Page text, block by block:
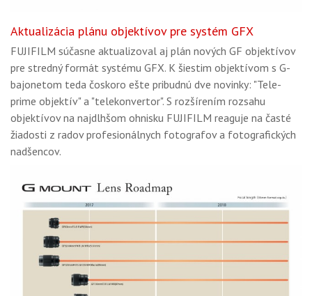
Aktualizácia plánu objektívov pre systém GFX
FUJIFILM súčasne aktualizoval aj plán nových GF objektívov
pre stredný formát systému GFX. K šiestim objektívom s G-
bajonetom teda čoskoro ešte pribudnú dve novinky: "Tele-
prime objektív" a "telekonvertor". S rozšírením rozsahu
objektívov na najdlhšom ohnisku FUJIFILM reaguje na časté
žiadosti z radov profesionálnych fotografov a fotografických
nadšencov.